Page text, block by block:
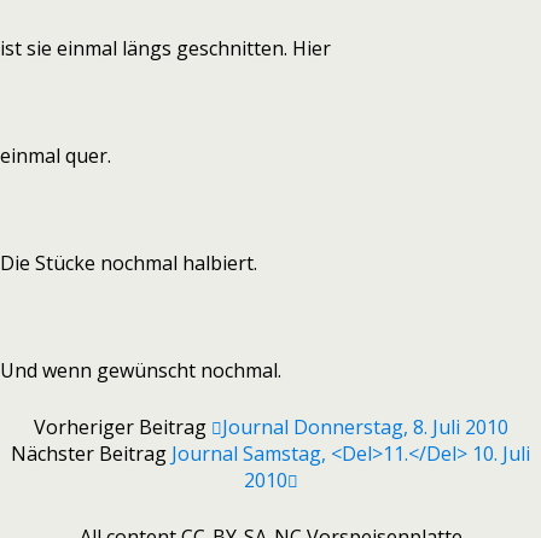
ist sie einmal längs geschnitten. Hier
einmal quer.
Die Stücke nochmal halbiert.
Und wenn gewünscht nochmal.
Vorheriger Beitrag
Journal Donnerstag, 8. Juli 2010
Nächster Beitrag Journal Samstag, <del>11.</del> 10. Juli
2010